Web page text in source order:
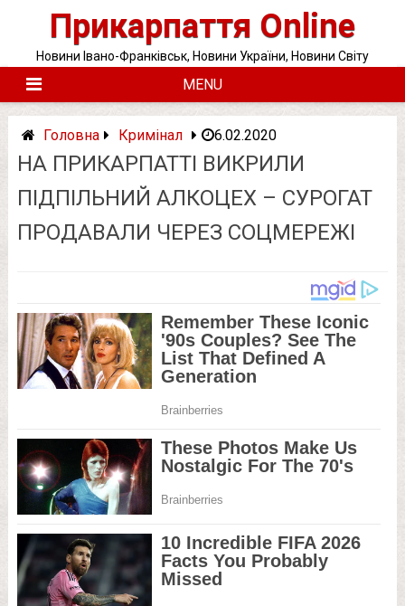
Прикарпаття Online
Новини Івано-Франківськ, Новини України, Новини Світу
MENU
Головна Кримінал 6.02.2020
НА ПРИКАРПАТТІ ВИКРИЛИ
ПІДПІЛЬНИЙ АЛКОЦЕХ – СУРОГАТ
ПРОДАВАЛИ ЧЕРЕЗ СОЦМЕРЕЖІ